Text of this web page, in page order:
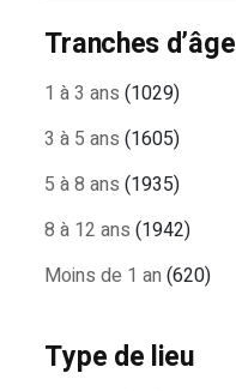
Tranches d’âge
1 à 3 ans (1029)
3 à 5 ans (1605)
5 à 8 ans (1935)
8 à 12 ans (1942)
Moins de 1 an (620)
Type de lieu